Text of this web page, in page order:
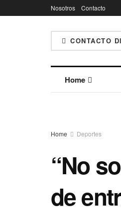
Nosotros Contacto
CONTACTO
Home
Home Deportes
“No
de